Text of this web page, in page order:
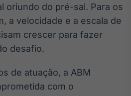
oriundo do pré-sal. Para os
a velocidade e a escala de
crescer para fazer
desafio.
de atuação, a ABM
com o